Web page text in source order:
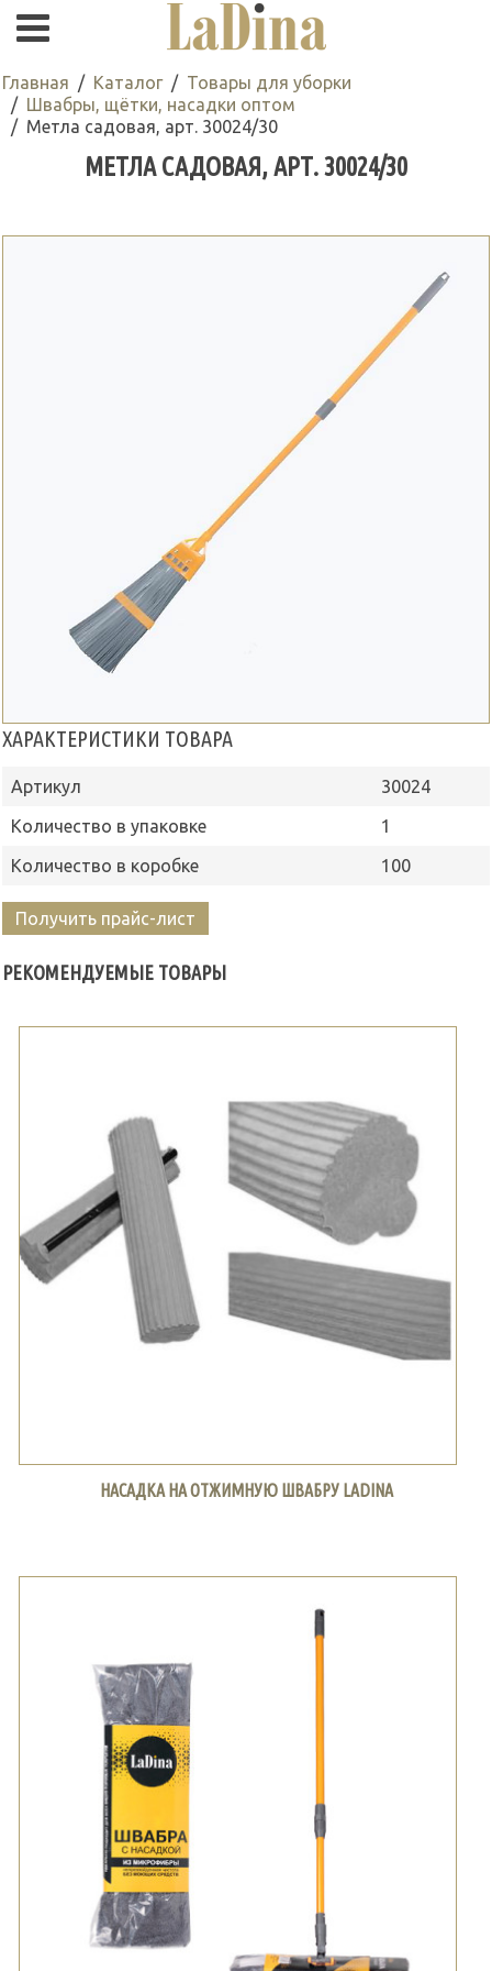
Главная Каталог
Товары для уборки
Швабры, щётки, насадки оптом
Метла садовая, арт. 30024/30
МЕТЛА САДОВАЯ, АРТ. 30024/30
ХАРАКТЕРИСТИКИ ТОВАРА
Артикул
30024
Количество в упаковке
1
Количество в коробке
100
Получить прайс-лист
РЕКОМЕНДУЕМЫЕ ТОВАРЫ
НАСАДКА НА ОТЖИМНУЮ ШВАБРУ LADINA